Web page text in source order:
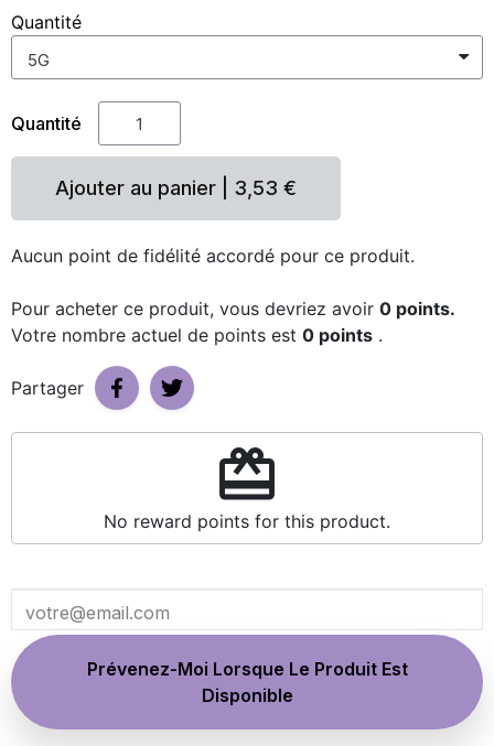
Quantité
Quantité
Ajouter au panier | 3,53 €
Aucun point de fidélité accordé pour ce produit.
Pour acheter ce produit, vous devriez avoir 0 points.
Votre nombre actuel de points est 0 points .
Partager
redeem
No reward points for this product.
Prévenez-Moi Lorsque Le Produit Est
Disponible